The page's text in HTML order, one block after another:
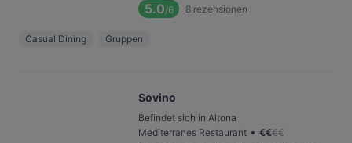
5.0/6 8 rezensionen
Casual Dining Gruppen
Sovino
Befindet sich in Altona
Mediterranes Restaurant • €€€€